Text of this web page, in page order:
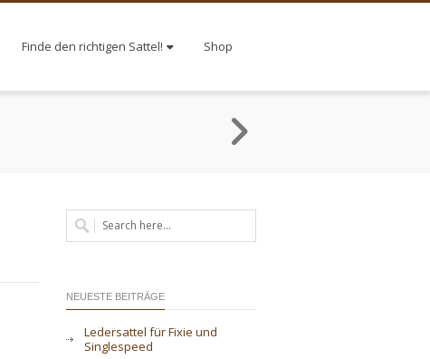
Finde den richtigen Sattel! Shop
NEUESTE BEITRÄGE
Ledersattel für Fixie und
Singlespeed